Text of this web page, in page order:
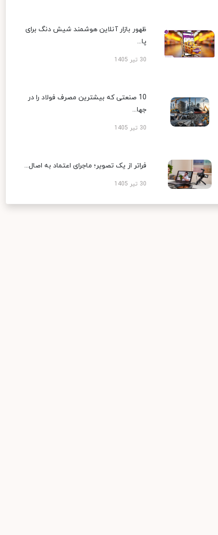
ظهور بازار آنلاین هوشمند شیش دنگ برای
پا...
30 تیر 1405
10 صنعتی که بیشترین مصرف فولاد را در
جها...
30 تیر 1405
فراتر از یک تصویر؛ ماجرای اعتماد به اصال...
30 تیر 1405